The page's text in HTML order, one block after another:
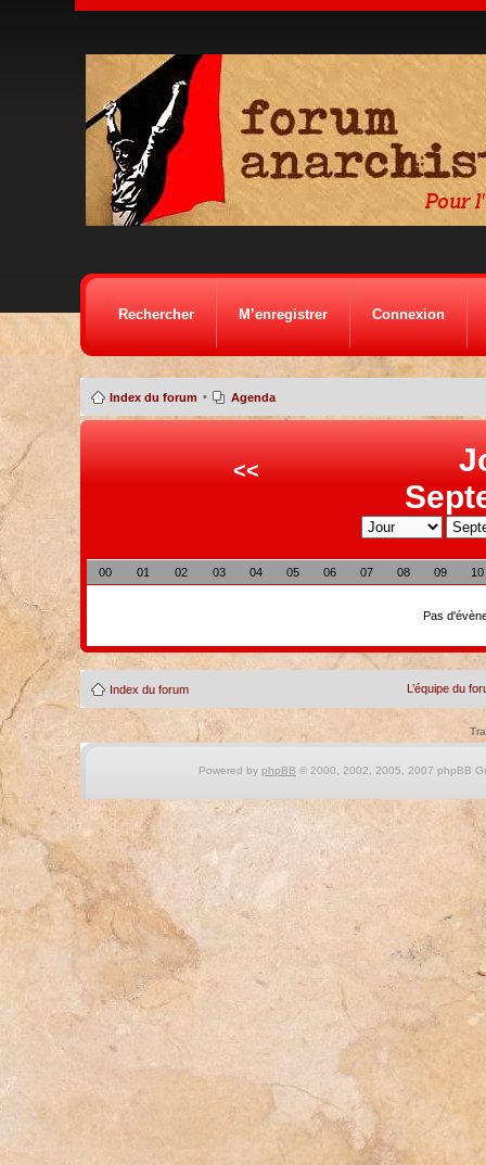
Rechercher M’enregistrer Connexion
Index du forum • Agenda
<<
00 01 02 03 04 05 06 07 08 09 10
Pas
Index du forum L’équipe du
Powered by phpBB © 2000, 2002, 2005, 2007 phpBB